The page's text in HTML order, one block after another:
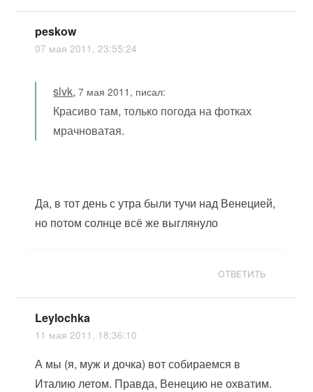
peskow
07 мая 2011, 23:55:24
slvk,7 мая 2011, писал:
Красиво там, только погода на фотках
мрачноватая.
Да, в тот день с утра были тучи над Венецией,
но потом солнце всё же выглянуло
ОТВЕТИТЬ
Leylochka
11 мая 2011, 18:36:10
А мы (я, муж и дочка) вот собираемся в
Италию летом. Правда, Венецию не охватим.